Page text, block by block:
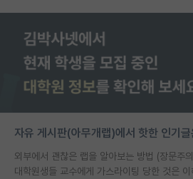
자유 게시판(아무개랩)에서 핫한 인기
외부에서 괜찮은 랩을 알아보는 방법 (장문주